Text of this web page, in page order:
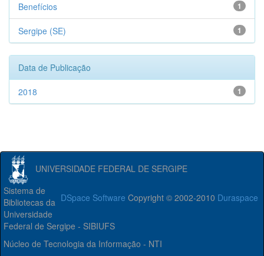
1
Benefícios
1
Sergipe (SE)
Data de Publicação
1
2018
UNIVERSIDADE FEDERAL DE SERGIPE
DSpace Software Copyright © 2002-2010 Duraspace
Sistema de
Bibliotecas da
Universidade
Federal de Sergipe - SIBIUFS
Núcleo de Tecnologia da Informação - NTI